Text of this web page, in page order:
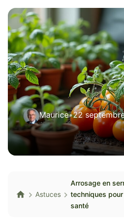
Maurice•22
Astuces
Arrosage en
techniques
santé